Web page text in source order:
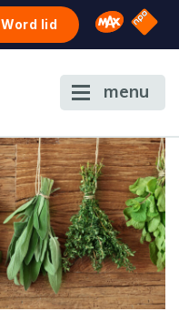
Word lid Omroep
NPO
menu